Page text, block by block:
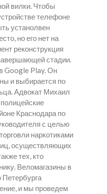
вилки. Чтобы
телефоне
устанолвен
но его нет на
реконструкция
стадии.
Google Play. Он
и выбирается по
Адвокат Михаил
Краснодара по
с целью
наркотиками
осуществляющих
тех, кто
Веломагазины в
Петербурга
и мы проведем